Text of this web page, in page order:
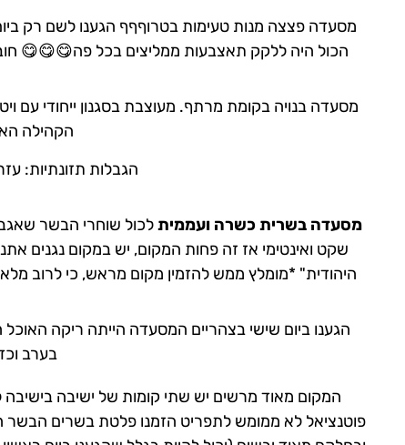
מסעדה פצצה מנות טעימות בטרוףףף הגענו לשם רק
הכול היה ללקק תאצבעות ממליצים בכל פה😋😋😋
מסעדה בנויה בקומת מרתף. מעוצבת בסגנון ייחודי עם
הקהילה
הגבלות תזונתיות:
מסעדה בשרית כשרה ועממיתלכול שוחרי הבשר
שקט ואינטימי אז זה פחות המקום, יש במקום נגנים
היהודית" *מומלץ ממש להזמין מקום מראש, כי לרוב
הגענו ביום שישי בצהריים המסעדה הייתה ריקה
בערב
המקום מאוד מרשים יש שתי קומות של ישיבה בישיבה
פוטנציאל לא ממומש לתפריט הזמנו פלטת בשרים הבשר